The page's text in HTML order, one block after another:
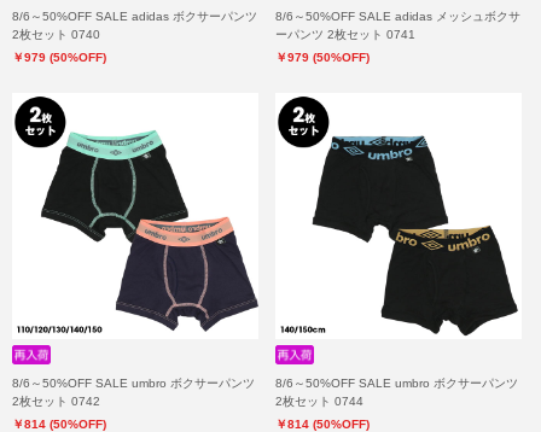
8/6～50%OFF SALE adidas ボクサーパンツ
2枚セット 0740
￥979 (50%OFF)
8/6～50%OFF SALE adidas メッシュボクサ
ーパンツ 2枚セット 0741
￥979 (50%OFF)
8/6～50%OFF SALE umbro ボクサーパンツ
2枚セット 0742
￥814 (50%OFF)
8/6～50%OFF SALE umbro ボクサーパンツ
2枚セット 0744
￥814 (50%OFF)